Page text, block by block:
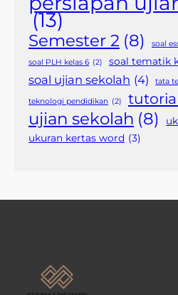
(13)
Semester 2 (8) soal
soal PLH kelas 6 (2) soal tematik
soal ujian sekolah (4) tata
teknologi pendidikan (2)
ujian sekolah (8)
ukuran kertas word (3)